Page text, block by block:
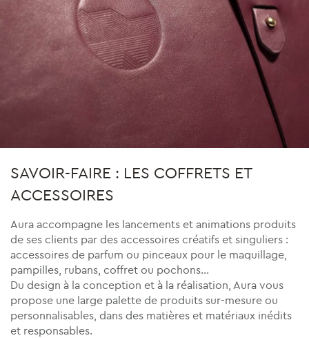
SAVOIR-FAIRE : LES COFFRETS ET
ACCESSOIRES
Aura accompagne les lancements et animations produits
de ses clients par des accessoires créatifs et singuliers :
accessoires de parfum ou pinceaux pour le maquillage,
pampilles, rubans, coffret ou pochons…
Du design à la conception et à la réalisation, Aura vous
propose une large palette de produits sur-mesure ou
personnalisables, dans des matières et matériaux inédits
et responsables.